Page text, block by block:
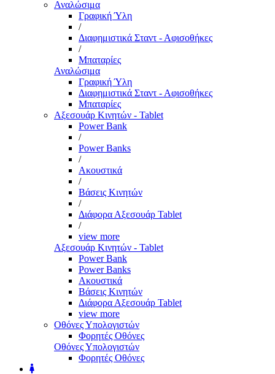
Αναλώσιμα
Γραφική Ύλη
/
Διαφημιστικά Σταντ - Αφισοθήκες
/
Μπαταρίες
Αναλώσιμα
Γραφική Ύλη
Διαφημιστικά Σταντ - Αφισοθήκες
Μπαταρίες
Αξεσουάρ Κινητών - Tablet
Power Bank
/
Power Banks
/
Ακουστικά
/
Βάσεις Κινητών
/
Διάφορα Αξεσουάρ Tablet
/
view more
Αξεσουάρ Κινητών - Tablet
Power Bank
Power Banks
Ακουστικά
Βάσεις Κινητών
Διάφορα Αξεσουάρ Tablet
view more
Οθόνες Υπολογιστών
Φορητές Οθόνες
Οθόνες Υπολογιστών
Φορητές Οθόνες